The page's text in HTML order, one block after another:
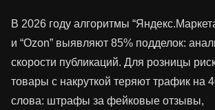
В 2026 году алгоритмы
и “Ozon” выявляют 85% подделок:
скорости публикаций. Для розницы
товары с накруткой теряют трафик на
слова: штрафы за фейковые отзывы,